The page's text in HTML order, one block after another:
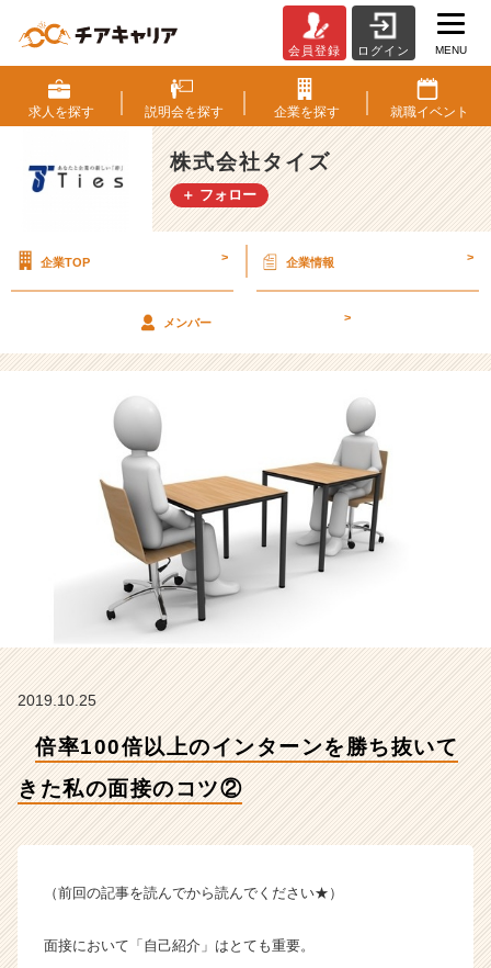
率
1
0
0
倍
以
ン
ン
き
た
私
の
面
【株
会
タ
ズ
タ
イ
会員登録 ログイン MENU
求人を探す 説明会を探す 企業を探す 就職イベント
株式会社タイズ
＋ フォロー
企業TOP > 企業情報 >
メンバー >
2019.10.25
倍率100倍以上のインターンを勝ち抜いて
きた私の面接のコツ②
（前回の記事を読んでから読んでください★）
面接において「自己紹介」はとても重要。